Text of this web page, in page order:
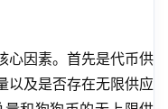
心因素。首先是代币供
以及是否存在无限供应